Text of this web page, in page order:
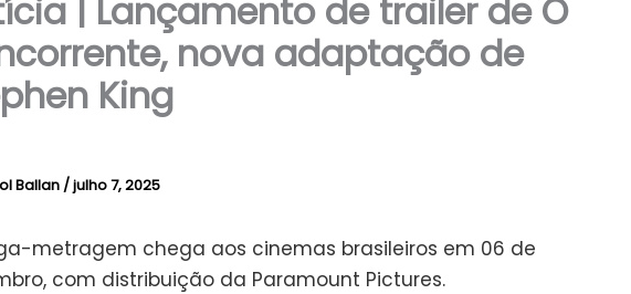
| Lançamento de trailer de O
nova adaptação de
King
Ballan /julho 7, 2025
metragem chega aos cinemas brasileiros em 06 de
com distribuição da Paramount Pictures.